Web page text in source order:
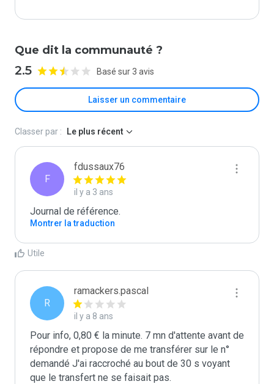
Que dit la communauté ?
2.5 Basé sur 3 avis
Laisser un commentaire
Classer par : Le plus récent
F
fdussaux76
il y a 3 ans
Journal de référence.
Montrer la traduction
Utile
R
ramackers.pascal
il y a 8 ans
Pour info, 0,80 € la minute. 7 mn d'attente avant de
répondre et propose de me transférer sur le n°
demandé J'ai raccroché au bout de 30 s voyant
que le transfert ne se faisait pas.